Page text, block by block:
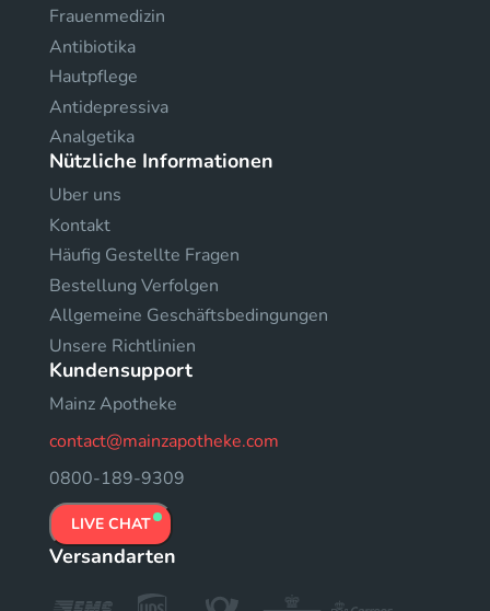
Frauenmedizin
Antibiotika
Hautpflege
Antidepressiva
Analgetika
Nützliche Informationen
Uber uns
Kontakt
Häufig Gestellte Fragen
Bestellung Verfolgen
Allgemeine Geschäftsbedingungen
Unsere Richtlinien
Kundensupport
Mainz Apotheke
contact@mainzapotheke.com
0800-189-9309
LIVE CHAT
Versandarten